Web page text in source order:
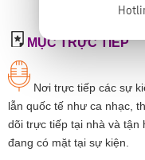
MỤC TRỰC TIẾP
Nơi trực tiếp các sự
lẫn quốc tế như ca nhạc,
dõi trực tiếp tại nhà và
đang có mặt tại sự kiện.